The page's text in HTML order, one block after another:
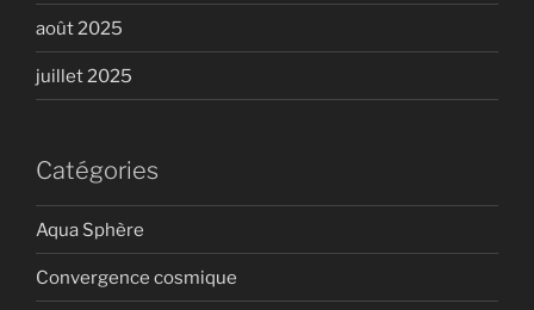
août 2025
juillet 2025
Catégories
Aqua Sphère
Convergence cosmique